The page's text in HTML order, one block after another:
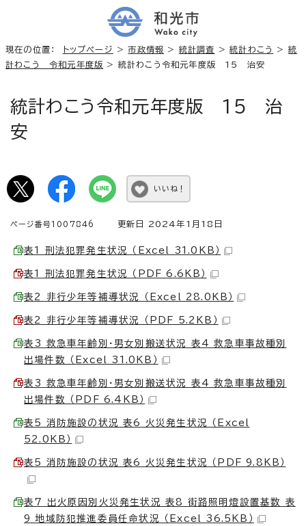
現在の位置： トップページ >市政情報 > 統計調査 >統計わこう > 統
計わこう 令和元年度版 > 統計わこう令和元年度版 15 治安
統計わこう令和元年度版 15 治
安
いいね！
ページ番号1007846 更新日 2024年1月18日
表1 刑法犯罪発生状況 （Excel 31.0KB）
表1 刑法犯罪発生状況 （PDF 6.6KB）
表2 非行少年等補導状況 （Excel 28.0KB）
表2 非行少年等補導状況 （PDF 5.2KB）
表3 救急車年齢別・男女別搬送状況 表4 救急車事故種別
出場件数 （Excel 31.0KB）
表3 救急車年齢別・男女別搬送状況 表4 救急車事故種別
出場件数 （PDF 6.4KB）
表5 消防施設の状況 表6 火災発生状況 （Excel
52.0KB）
表5 消防施設の状況 表6 火災発生状況 （PDF 9.8KB）
表7 出火原因別火災発生状況 表8 街路照明燈設置基数 表
9 地域防犯推進委員任命状況 （Excel 36.5KB）